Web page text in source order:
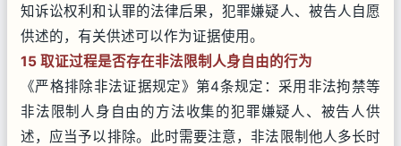
知诉讼权利和认罪的法律后果，犯罪嫌疑人、被告人自愿
供述的，有关供述可以作为证据使用。
15 取证过程是否存在非法限制人身自由的行为
《严格排除非法证据规定》第4条规定：采用非法拘禁等
非法限制人身自由的方法收集的犯罪嫌疑人、被告人供
述，应当予以排除。此时需要注意，非法限制他人多长时